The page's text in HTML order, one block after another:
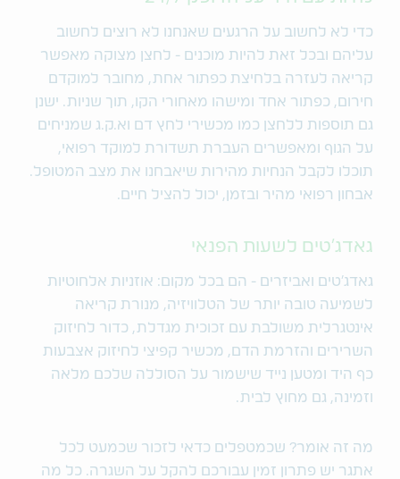
כדי לא לחשוב על הרגעים שאנחנו לא רוצים לחשוב
עליהם ובכל זאת להיות מוכנים - לחצן מצוקה מאפשר
קריאה לעזרה בלחיצת כפתור אחת, מחובר למוקדם
חירום, כפתור אחד ומישהו מאחורי הקו, תוך שניות. ישנן
גם תוספות ללחצן כמו מכשירי לחץ דם וא.ק.ג שמניחים
על הגוף ומאפשרים העברת תשדורת למוקד רפואי,
תוכלו לקבל הנחיות מהירות שיאבחנו את מצב המטופל.
אבחון רפואי מהיר ובזמן, יכול להציל חיים.
גאדג'טים לשעות הפנאי
גאדג'טים ואביזרים - הם בכל מקום: אוזניות אלחוטיות
לשמיעה טובה יותר של הטלוויזיה, מנורת קריאה
אינטגרלית משולבת עם זכוכית מגדלת, כדור לחיזוק
השרירים והזרמת הדם, מכשיר קפיצי לחיזוק אצבעות
כף היד ומטען נייד שישמור על הסוללה שלכם מלאה
וזמינה, גם מחוץ לבית.
מה זה אומר? שכמטפלים כדאי לזכור שכמעט לכל
אתגר יש פתרון זמין עבורכם להקל על השגרה. כל מה